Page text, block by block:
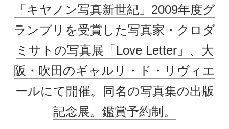
「キヤノン写真新世紀」2009年度グ
ランプリを受賞した写真家・クロダ
ミサトの写真展「Love Letter」、大
阪・吹田のギャルリ・ド・リヴィエ
ールにて開催。同名の写真集の出版
記念展。鑑賞予約制。